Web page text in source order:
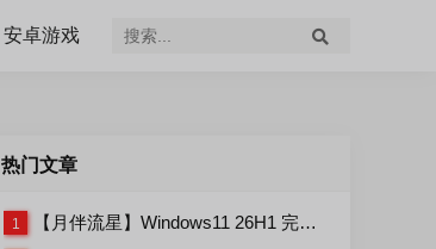
安卓游戏
热门文章
1 【月伴流星】Windows11 26H1 完整+适量精简多合一安装版2026.07